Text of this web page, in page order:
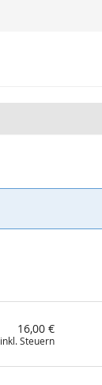
16,00 €
inkl. Steuern